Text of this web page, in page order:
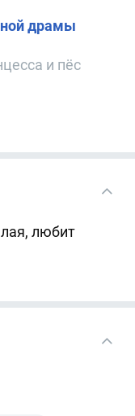
драмы
и пёс
любит